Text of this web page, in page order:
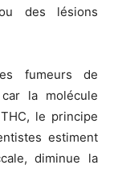
des lésions
fumeurs de
la molécule
le principe
estiment
diminue la